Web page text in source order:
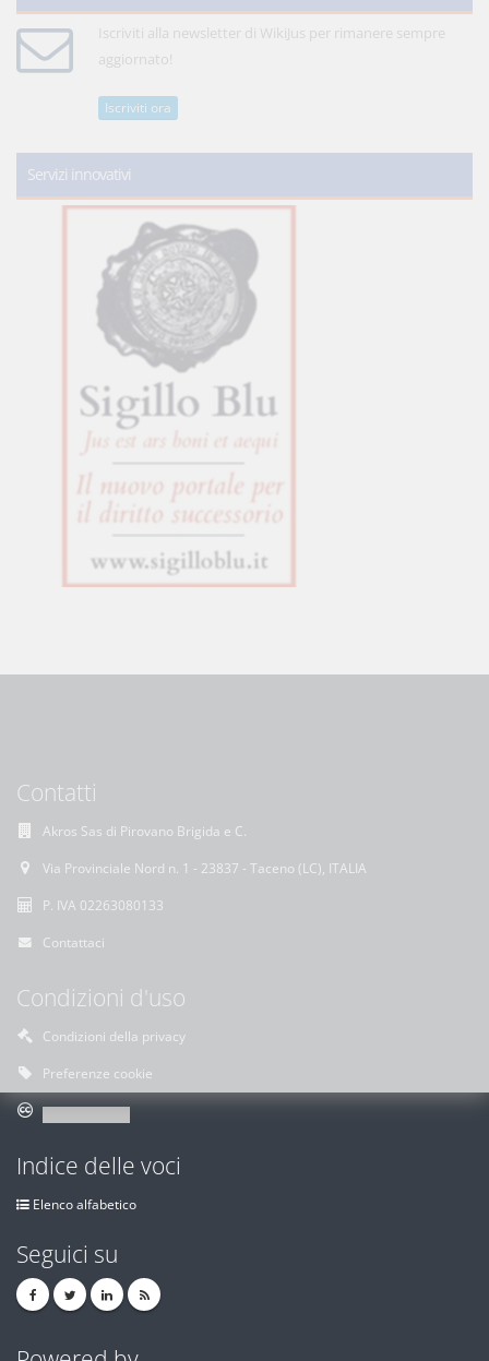
Iscriviti alla newsletter di WikiJus per rimanere sempre
aggiornato!
Iscriviti ora
Servizi innovativi
Contatti
Akros Sas di Pirovano Brigida e C.
Via Provinciale Nord n. 1 - 23837 - Taceno (LC), ITALIA
P. IVA 02263080133
Contattaci
Condizioni d'uso
Condizioni della privacy
Preferenze cookie
Indice delle voci
Elenco alfabetico
Seguici su